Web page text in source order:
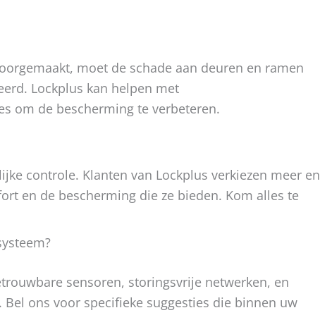
moet de schade aan deuren en ramen
Lockplus kan helpen met
om de bescherming te verbeteren.
controle. Klanten van Lockplus verkiezen meer en
en de bescherming die ze bieden. Kom alles te
sensoren, storingsvrije netwerken, en
ons voor specifieke suggesties die binnen uw